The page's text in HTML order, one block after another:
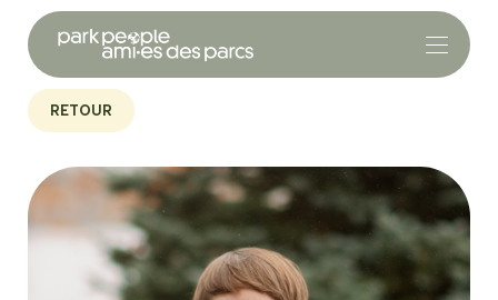
RETOUR